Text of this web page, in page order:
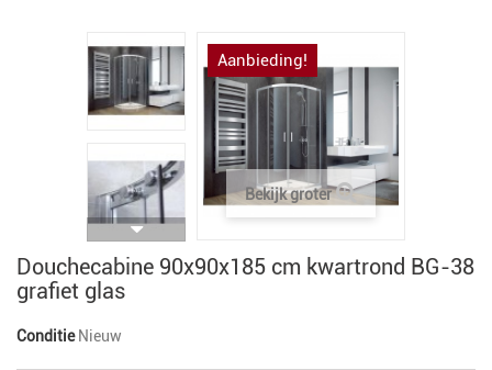
Aanbieding!
Bekijk groter
Douchecabine 90x90x185 cm kwartrond BG-38
grafiet glas
Conditie Nieuw